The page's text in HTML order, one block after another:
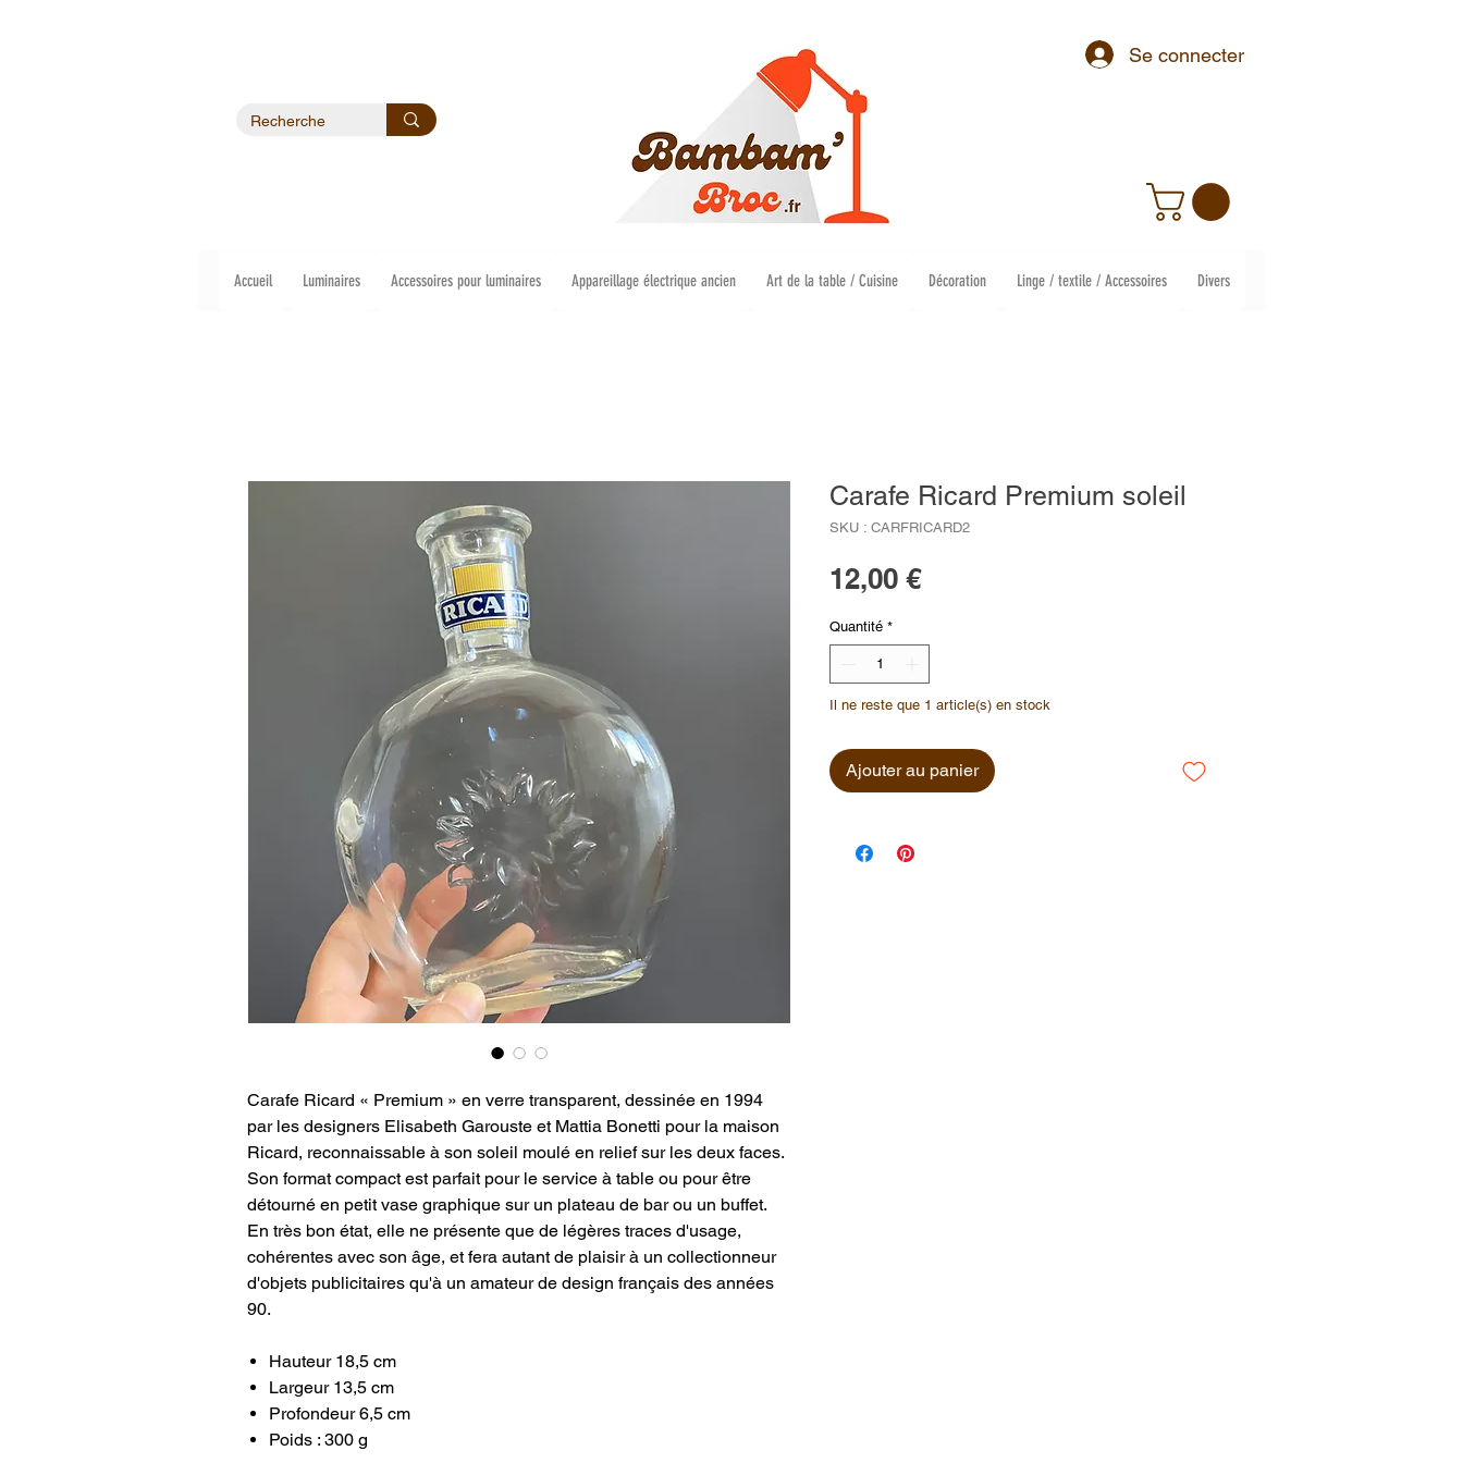
Se connecter
Accueil Luminaires Accessoires pour luminaires Appareillage électrique ancien Art de la table / Cuisine Décoration Linge / textile / Accessoires Divers
Carafe Ricard « Premium » en verre transparent, dessinée en 1994
par les designers Elisabeth Garouste et Mattia Bonetti pour la maison
Ricard, reconnaissable à son soleil moulé en relief sur les deux faces.
Son format compact est parfait pour le service à table ou pour être
détourné en petit vase graphique sur un plateau de bar ou un buffet.
En très bon état, elle ne présente que de légères traces d'usage,
cohérentes avec son âge, et fera autant de plaisir à un collectionneur
d'objets publicitaires qu'à un amateur de design français des années
90.
Hauteur 18,5 cm
Largeur 13,5 cm
Profondeur 6,5 cm
Poids : 300 g
Carafe Ricard Premium soleil
SKU : CARFRICARD2
12,00 €Prix
Quantité *
Il ne reste que 1 article(s) en stock
Ajouter au panier